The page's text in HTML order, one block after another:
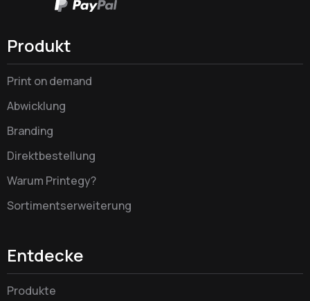
Produkt
Print on demand
Abwicklung
Branding
Direktbestellung
Warum Printegy?
Sortimentserweiterung
Entdecke
Produkte